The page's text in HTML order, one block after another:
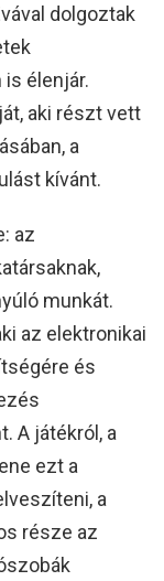
dolgoztak
is élenjár.
aki részt vett
a
kívánt.
az
munkát.
az elektronikai
és
A játékról, a
ezt a
a
része az